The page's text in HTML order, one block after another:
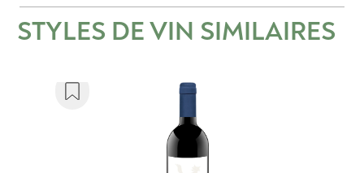
STYLES DE VIN SIMILAIRES